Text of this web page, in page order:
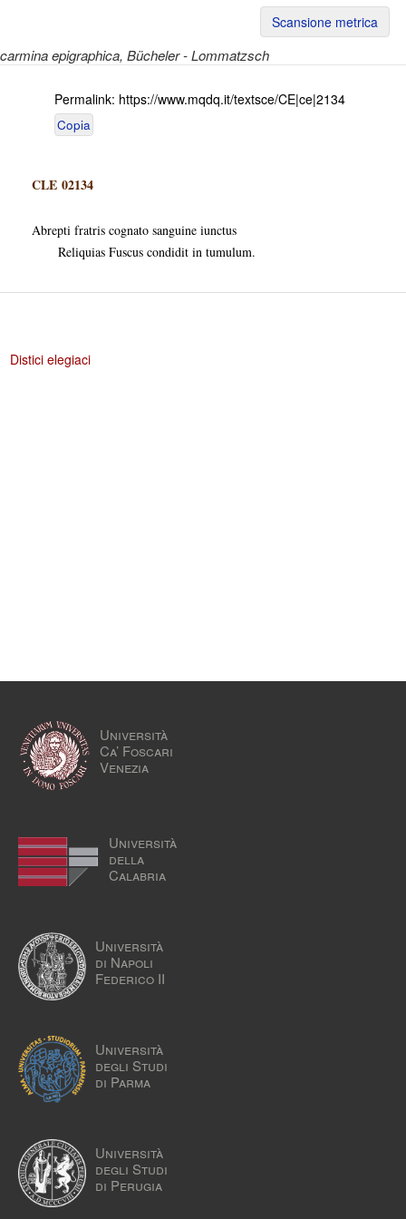
Scansione metrica
carmina epigraphica, Bücheler - Lommatzsch
Permalink: https://www.mqdq.it/textsce/CE|ce|2134
Copia
CLE 02134
Abrepti fratris cognato sanguine iunctus
Reliquias Fuscus condidit in tumulum.
Distici elegiaci
Università
Ca’ Foscari
Venezia
Università
della
Calabria
Università
di Napoli
Federico II
Università
degli Studi
di Parma
Università
degli Studi
di Perugia